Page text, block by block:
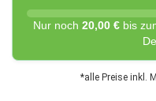
Nur noch 20,00 € bis
*alle Preise inkl.